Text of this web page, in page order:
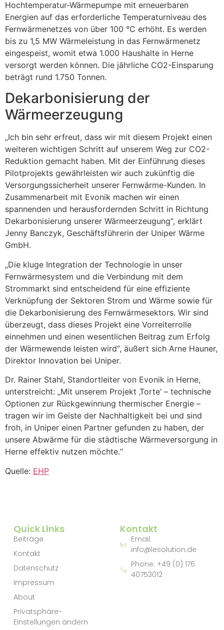
Hochtemperatur-Wärmepumpe mit erneuerbaren
Energien auf das erforderliche Temperaturniveau des
Fernwärmenetzes von über 100 °C erhöht. Es werden
bis zu 1,5 MW Wärmeleistung in das Fernwärmenetz
eingespeist, womit etwa 1.000 Haushalte in Herne
versorgt werden können. Die jährliche CO2-Einsparung
beträgt rund 1.750 Tonnen.
Dekarbonisierung der
Wärmeerzeugung
„Ich bin sehr erfreut, dass wir mit diesem Projekt einen
weiteren wichtigen Schritt auf unserem Weg zur CO2-
Reduktion gemacht haben. Mit der Einführung dieses
Pilotprojekts gewährleisten wir auch zukünftig die
Versorgungssicherheit unserer Fernwärme-Kunden. In
Zusammenarbeit mit Evonik machen wir einen
spannenden und herausfordernden Schritt in Richtung
Dekarbonisierung unserer Wärmeerzeugung“, erklärt
Jenny Banczyk, Geschäftsführerin der Uniper Wärme
GmbH.
„Die kluge Integration der Technologie in unser
Fernwärmesystem und die Verbindung mit dem
Strommarkt sind entscheidend für eine effiziente
Verknüpfung der Sektoren Strom und Wärme sowie für
die Dekarbonisierung des Fernwärmesektors. Wir sind
überzeugt, dass dieses Projekt eine Vorreiterrolle
einnehmen und einen wesentlichen Beitrag zum Erfolg
der Wärmewende leisten wird“, äußert sich Arne Hauner,
Direktor Innovation bei Uniper.
Dr. Rainer Stahl, Standortleiter von Evonik in Herne,
unterstreicht: „Mit unserem Projekt ‚Torte‘ – technische
Optionen zur Rückgewinnung thermischer Energie –
tragen wir im Geiste der Nachhaltigkeit bei und sind
froh, in Uniper einen Partner gefunden zu haben, der
unsere Abwärme für die städtische Wärmeversorgung in
Herne effektiv nutzen möchte.“
Quelle: EHP
Quick Links
Beiträge
Kontakt
Datenschutz
Impressum
About
Privatsphäre-
Einstellungen ändern
Kontakt
Email:
info@lesolution.de
Phone: +49 (0) 176
40753012